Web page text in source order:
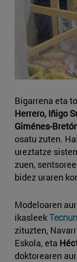
Bigarrena eta
Herrero, Iñigo
Giménes-
osatu zuten.
ureztatze
zuen,
bidez uraren
Modeloaren
ikasleekTecnun
zituzten,
Eskola, eta
doktorearen